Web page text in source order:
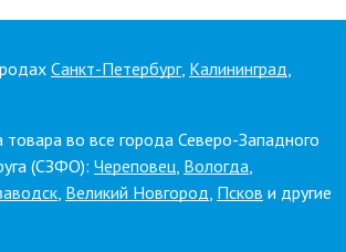
Санкт-Петербург, Калининград,
товара во все города Северо-Западного
(СЗФО): Череповец, Вологда,
, Великий Новгород, Псков и другие